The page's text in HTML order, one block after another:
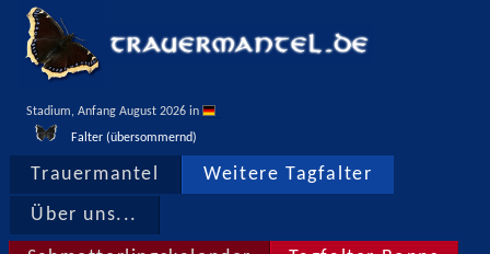
Stadium, Anfang August 2026 in
Falter (übersommernd)
Trauermantel Weitere Tagfalter
Über uns...